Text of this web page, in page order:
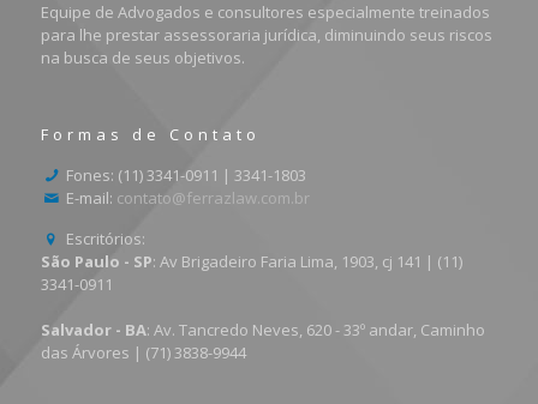
Equipe de Advogados e consultores especialmente treinados
para lhe prestar assessoraria jurídica, diminuindo seus riscos
na busca de seus objetivos.
Formas de Contato
Fones: (11) 3341-0911 | 3341-1803
E-mail: contato@ferrazlaw.com.br
Escritórios:
São Paulo - SP: Av Brigadeiro Faria Lima, 1903, cj 141 | (11)
3341-0911
Salvador - BA: Av. Tancredo Neves, 620 - 33º andar, Caminho
das Árvores | (71) 3838-9944